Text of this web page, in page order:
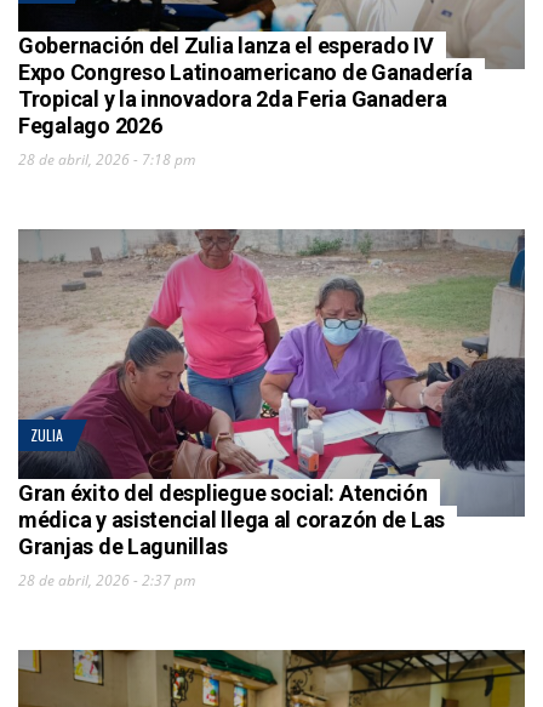
Gobernación del Zulia lanza el esperado IV
Expo Congreso Latinoamericano de Ganadería
Tropical y la innovadora 2da Feria Ganadera
Fegalago 2026
28 de abril, 2026 - 7:18 pm
ZULIA
Gran éxito del despliegue social: Atención
médica y asistencial llega al corazón de Las
Granjas de Lagunillas
28 de abril, 2026 - 2:37 pm